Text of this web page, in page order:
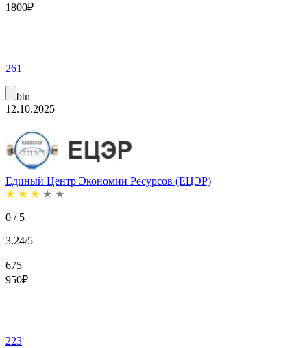
1800₽
261
btn
12.10.2025
Единый Центр Экономии Ресурсов (ЕЦЭР)
★ ★ ★ ★ ★
0 / 5
3.24/5
675
950₽
223